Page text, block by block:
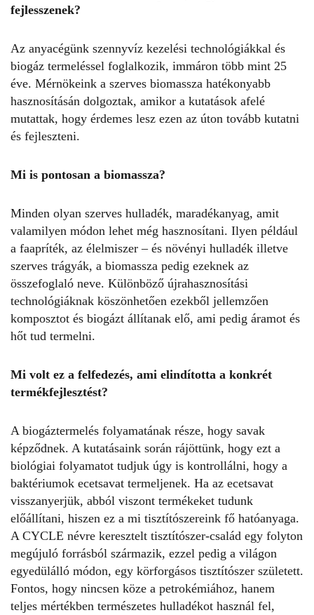
fejlesszenek?
Az anyacégünk szennyvíz kezelési technológiákkal és
biogáz termeléssel foglalkozik, immáron több mint 25
éve. Mérnökeink a szerves biomassza hatékonyabb
hasznosításán dolgoztak, amikor a kutatások afelé
mutattak, hogy érdemes lesz ezen az úton tovább kutatni
és fejleszteni.
Mi is pontosan a biomassza?
Minden olyan szerves hulladék, maradékanyag, amit
valamilyen módon lehet még hasznosítani. Ilyen például
a faapríték, az élelmiszer – és növényi hulladék illetve
szerves trágyák, a biomassza pedig ezeknek az
összefoglaló neve. Különböző újrahasznosítási
technológiáknak köszönhetően ezekből jellemzően
komposztot és biogázt állítanak elő, ami pedig áramot és
hőt tud termelni.
Mi volt ez a felfedezés, ami elindította a konkrét
termékfejlesztést?
A biogáztermelés folyamatának része, hogy savak
képződnek. A kutatásaink során rájöttünk, hogy ezt a
biológiai folyamatot tudjuk úgy is kontrollálni, hogy a
baktériumok ecetsavat termeljenek. Ha az ecetsavat
visszanyerjük, abból viszont termékeket tudunk
előállítani, hiszen ez a mi tisztítószereink fő hatóanyaga.
A CYCLE névre keresztelt tisztítószer-család egy folyton
megújuló forrásból származik, ezzel pedig a világon
egyedülálló módon, egy körforgásos tisztítószer született.
Fontos, hogy nincsen köze a petrokémiához, hanem
teljes mértékben természetes hulladékot használ fel,